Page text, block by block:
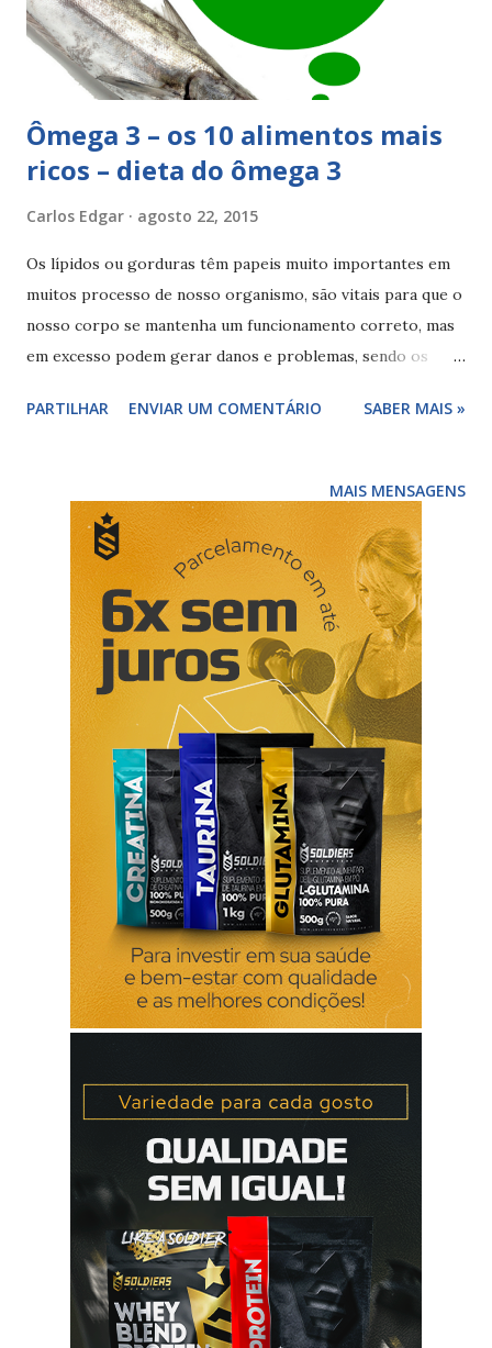
e-o-omega-3
Ômega 3 – os 10 alimentos mais
ricos – dieta do ômega 3
Carlos Edgar agosto 22, 2015
Os lípidos ou gorduras têm papeis muito importantes em
muitos processo de nosso organismo, são vitais para que o
nosso corpo se mantenha um funcionamento correto, mas
em excesso podem gerar danos e problemas, sendo os
os triglicerídeos em excesso podem danificar nossos vasos
iguais? É possíveis haver gorduras benéficas? Ao ácidos
gordos ou ácidos graxos são uma unidade básica que
compõe as gorduras, existem três tidos de ácidos gordos
ou ácidos, os saturados, monoinsaturados e polinsaturados.
Os ácidos gordos ou ácidos graxos saturados estão
associados à gordura animal e são os que têm mais
malefícios para nossa saúde, eles são responsáveis pela
acumulação de gorduras em nossas artérias, levam ao
aumento do colesterol e triglicerídeos . Os ácidos gordos
ou ácidos graxos monoinsaturados e polinsaturados Os
ácidos ...
PARTILHAR ENVIAR UM COMENTÁRIO SABER MAIS »
MAIS MENSAGENS